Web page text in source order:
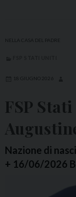
NELLA CASA DEL PADRE
18 GIUGNO 2026
FSP
Nazione di
+ 16/06/2026